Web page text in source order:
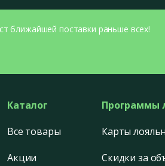
ближайшей поставки раньше всех!
Каталог
Все товары
Акции
Программы
Карты
Скидки за